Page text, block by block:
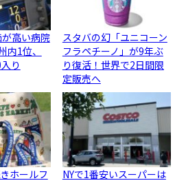
高い病院
内1位、
り
スタバの幻「ユニコーン
フラペチーノ」が9年ぶ
り復活！世界で2日間限
定販売へ
ホールフ
NYで1番安いスーパーは